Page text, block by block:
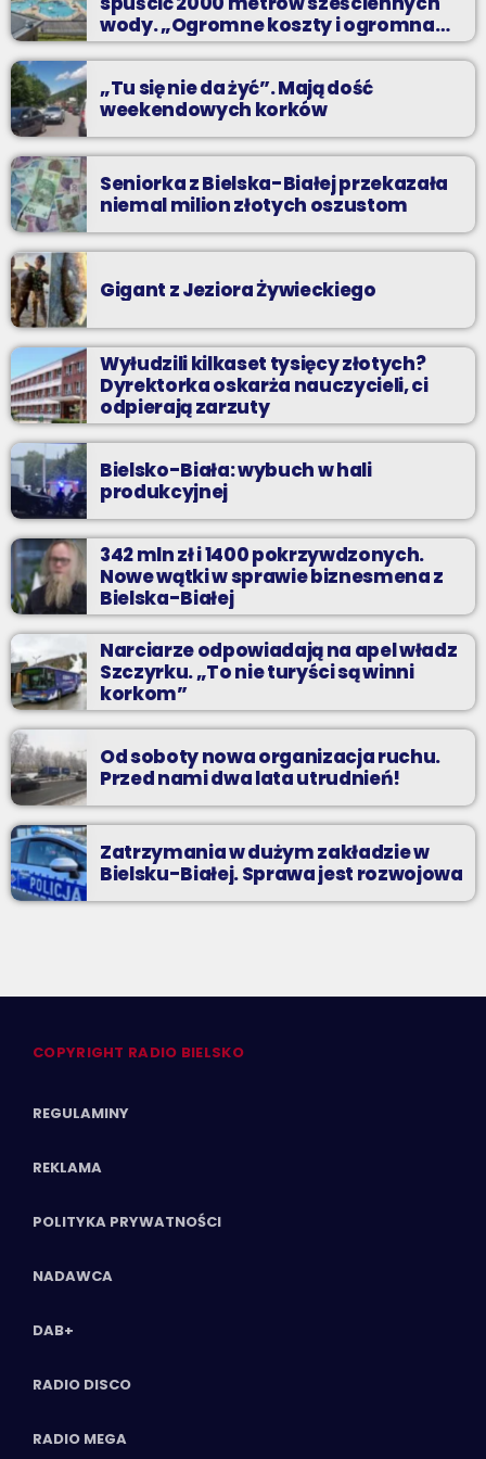
najlepszych dyskotekowych przebojach?
wody. „Ogromne koszty i ogromna
praca”
„Tu się nie da żyć”. Mają dość
weekendowych korków
Seniorka z Bielska-Białej przekazała
niemal milion złotych oszustom
Gigant z Jeziora Żywieckiego
Wyłudzili kilkaset tysięcy złotych?
Dyrektorka oskarża nauczycieli, ci
odpierają zarzuty
Bielsko-Biała: wybuch w hali
produkcyjnej
342 mln zł i 1400 pokrzywdzonych.
Nowe wątki w sprawie biznesmena z
Bielska-Białej
Narciarze odpowiadają na apel władz
Szczyrku. „To nie turyści są winni
korkom”
Od soboty nowa organizacja ruchu.
Przed nami dwa lata utrudnień!
Zatrzymania w dużym zakładzie w
Bielsku-Białej. Sprawa jest rozwojowa
COPYRIGHT RADIO BIELSKO
REGULAMINY
REKLAMA
POLITYKA PRYWATNOŚCI
NADAWCA
DAB+
RADIO DISCO
RADIO MEGA